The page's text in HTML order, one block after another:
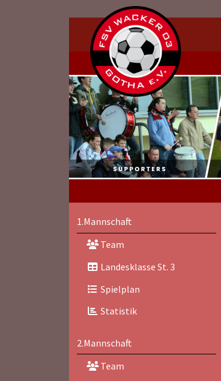
1.Mannschaft
Team
Landesklasse St. 3
Spielplan
Statistik
2.Mannschaft
Team